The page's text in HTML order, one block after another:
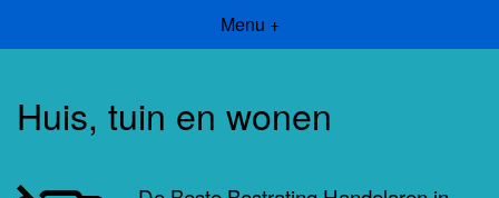
Menu +
Huis, tuin en wonen